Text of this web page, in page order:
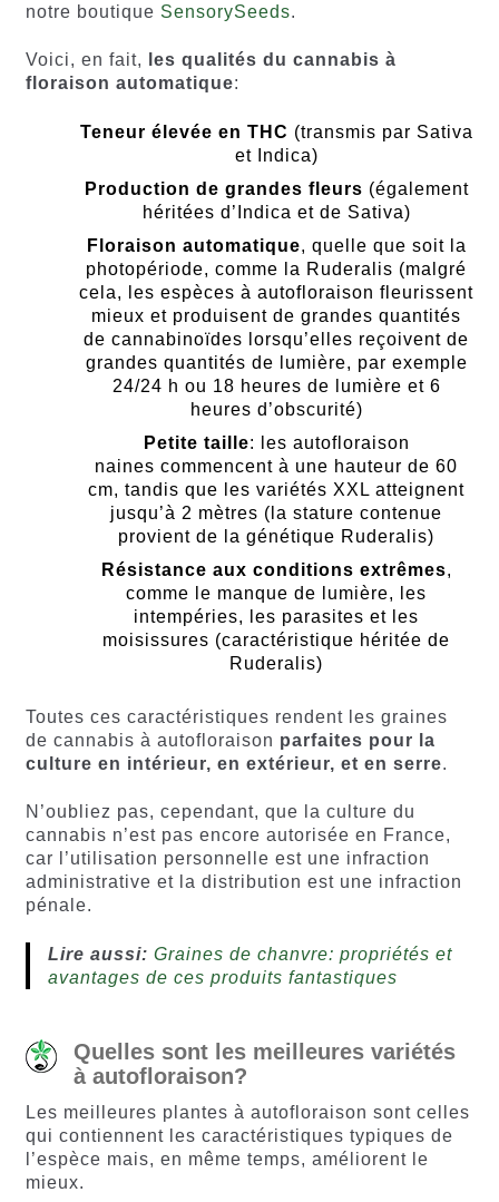
notre boutique SensorySeeds.
Voici, en fait,
les qualités du cannabis à
floraison automatique:
Teneur élevée en THC (transmis par Sativa
et Indica)
Production de grandes fleurs (également
héritées d’Indica et de Sativa)
Floraison automatique, quelle que soit la
photopériode, comme la Ruderalis (malgré
cela, les espèces à autofloraison fleurissent
mieux et produisent de grandes quantités
de cannabinoïdes lorsqu’elles reçoivent de
grandes quantités de lumière, par exemple
24/24 h ou 18 heures de lumière et 6
heures d’obscurité)
Petite taille: les autofloraison
naines commencent à une hauteur de 60
cm, tandis que les variétés XXL atteignent
jusqu’à 2 mètres (la stature contenue
provient de la génétique Ruderalis)
Résistance aux conditions extrêmes,
comme le manque de lumière, les
intempéries, les parasites et les
moisissures (caractéristique héritée de
Ruderalis)
Toutes ces caractéristiques rendent les graines
de cannabis à autofloraison parfaites pour la
culture en intérieur, en extérieur, et en serre.
N’oubliez pas, cependant, que la culture du
cannabis n’est pas encore autorisée en France,
car l’utilisation personnelle est une infraction
administrative et la distribution est une infraction
pénale.
Lire aussi: Graines de chanvre: propriétés et
avantages de ces produits fantastiques
Quelles sont les meilleures variétés
à autofloraison?
Les meilleures plantes à autofloraison sont celles
qui contiennent les caractéristiques typiques de
l’espèce mais, en même temps, améliorent le
mieux.